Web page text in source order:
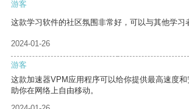
游客
这款学习软件的社区氛围非常好，可以与其他学习
2024-01-26
游客
这款加速器VPM应用程序可以给你提供最高速度
助你在网络上自由移动。